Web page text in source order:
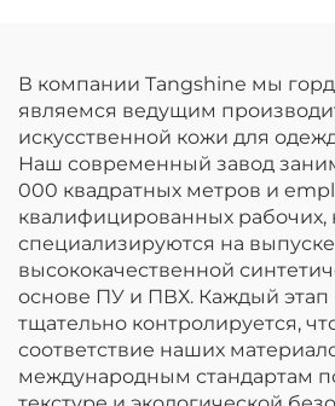
В компании Tangshine мы
являемся ведущим
искусственной кожи для
Наш современный завод
000 квадратных метров и
квалифицированных рабочих,
специализируются на выпуске
высококачественной
основе ПУ и ПВХ. Каждый этап
тщательно контролируется,
соответствие наших
международным стандартам